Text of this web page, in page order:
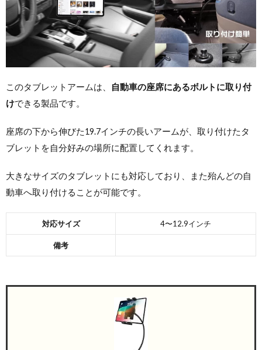
このタブレットアームは、
自動車の座席にあるボルトに取り付
けできる製品です。
座席の下から伸びた19.7インチの長いアームが、取り付けたタ
ブレットを自分好みの場所に配置してくれます。
大きなサイズのタブレットにも対応しており、また殆んどの自
動車へ取り付けることが可能です。
対応サイズ 4〜12.9インチ
備考